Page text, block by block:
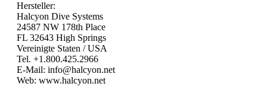
Hersteller:
Halcyon Dive Systems
24587 NW 178th Place
FL 32643 High Springs
Vereinigte Staten / USA
Tel. +1.800.425.2966
E-Mail: info@halcyon.net
Web: www.halcyon.net